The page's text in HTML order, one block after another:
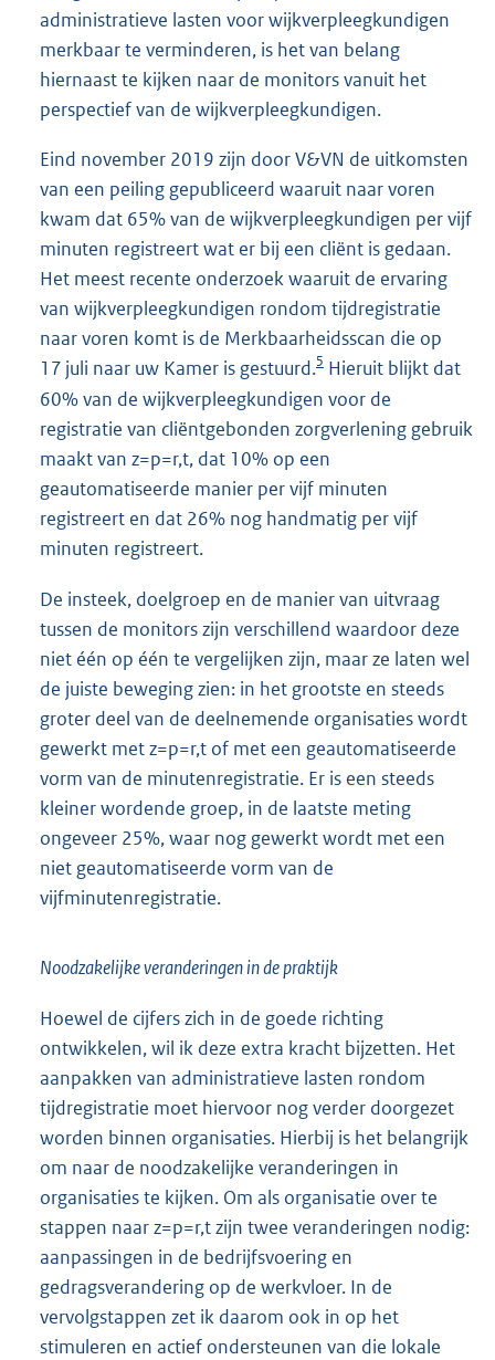
administratieve lasten voor wijkverpleegkundigen
merkbaar te verminderen, is het van belang
hiernaast te kijken naar de monitors vanuit het
perspectief van de wijkverpleegkundigen.
Eind november 2019 zijn door V&VN de uitkomsten
van een peiling gepubliceerd waaruit naar voren
kwam dat 65% van de wijkverpleegkundigen per vijf
minuten registreert wat er bij een cliënt is gedaan.
Het meest recente onderzoek waaruit de ervaring
van wijkverpleegkundigen rondom tijdregistratie
naar voren komt is de Merkbaarheidsscan die op
17 juli naar uw Kamer is gestuurd.5 Hieruit blijkt dat
60% van de wijkverpleegkundigen voor de
registratie van cliëntgebonden zorgverlening gebruik
maakt van z=p=r,t, dat 10% op een
geautomatiseerde manier per vijf minuten
registreert en dat 26% nog handmatig per vijf
minuten registreert.
De insteek, doelgroep en de manier van uitvraag
tussen de monitors zijn verschillend waardoor deze
niet één op één te vergelijken zijn, maar ze laten wel
de juiste beweging zien: in het grootste en steeds
groter deel van de deelnemende organisaties wordt
gewerkt met z=p=r,t of met een geautomatiseerde
vorm van de minutenregistratie. Er is een steeds
kleiner wordende groep, in de laatste meting
ongeveer 25%, waar nog gewerkt wordt met een
niet geautomatiseerde vorm van de
vijfminutenregistratie.
Noodzakelijke veranderingen in de praktijk
Hoewel de cijfers zich in de goede richting
ontwikkelen, wil ik deze extra kracht bijzetten. Het
aanpakken van administratieve lasten rondom
tijdregistratie moet hiervoor nog verder doorgezet
worden binnen organisaties. Hierbij is het belangrijk
om naar de noodzakelijke veranderingen in
organisaties te kijken. Om als organisatie over te
stappen naar z=p=r,t zijn twee veranderingen nodig:
aanpassingen in de bedrijfsvoering en
gedragsverandering op de werkvloer. In de
vervolgstappen zet ik daarom ook in op het
stimuleren en actief ondersteunen van die lokale